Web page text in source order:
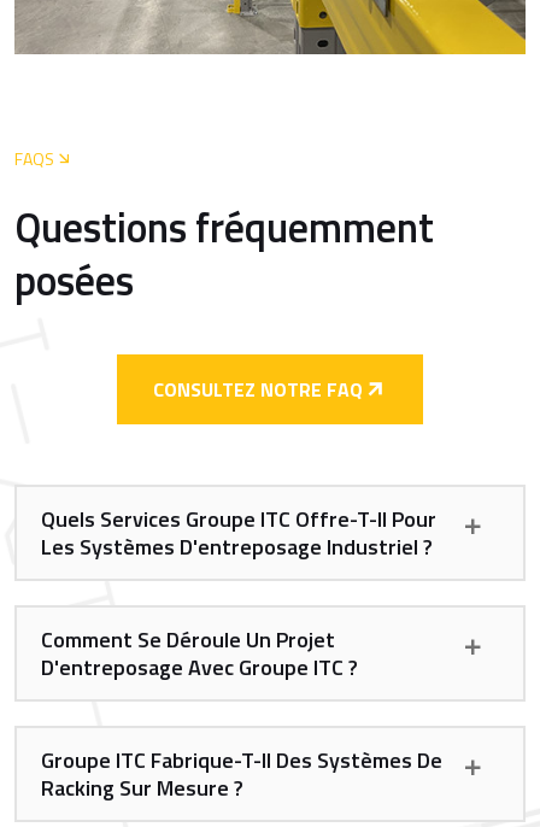
FAQS
Questions fréquemment
posées
CONSULTEZ NOTRE FAQ
Quels Services Groupe ITC Offre-T-Il Pour
Les Systèmes D'entreposage Industriel ?
Comment Se Déroule Un Projet
D'entreposage Avec Groupe ITC ?
Groupe ITC Fabrique-T-Il Des Systèmes De
Racking Sur Mesure ?